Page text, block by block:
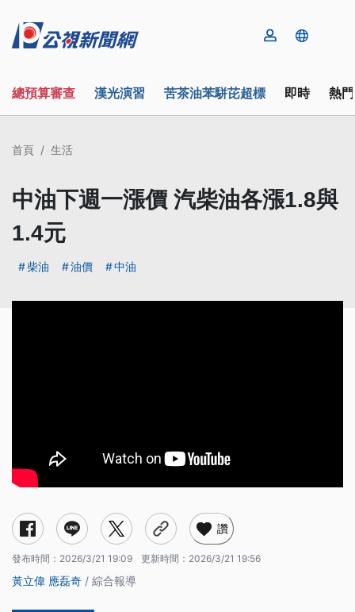
總預算審查 漢光演習 苦茶油苯駢芘超標 即時 熱
首頁 生活
中油下週一漲價 汽柴油各漲1.8與
1.4元
柴油 油價 中油
讚
發布時間： 2026/3/21 19:09 更新時間： 2026/3/21 19:56
黃立偉 應磊奇 / 綜合報導